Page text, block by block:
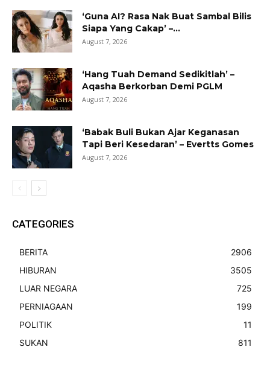
‘Guna AI? Rasa Nak Buat Sambal Bilis
Siapa Yang Cakap’ –...
August 7, 2026
‘Hang Tuah Demand Sedikitlah’ –
Aqasha Berkorban Demi PGLM
August 7, 2026
‘Babak Buli Bukan Ajar Keganasan
Tapi Beri Kesedaran’ – Evertts Gomes
August 7, 2026
CATEGORIES
BERITA
2906
HIBURAN
3505
LUAR NEGARA
725
PERNIAGAAN
199
POLITIK
11
SUKAN
811